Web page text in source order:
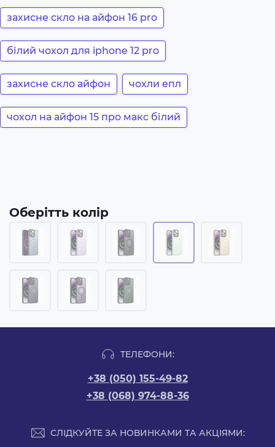
захисне скло на айфон 16 pro
білий чохол для iphone 12 pro
захисне скло айфон чохли епл
чохол на айфон 15 про макс білий
Оберітть колір
ТЕЛЕФОНИ:
+38 (050) 155-49-82
+38 (068) 974-88-36
СЛІДКУЙТЕ ЗА НОВИНКАМИ ТА АКЦІЯМИ: